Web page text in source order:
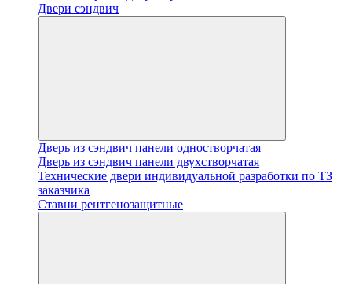
Двери сэндвич
Дверь из сэндвич панели одностворчатая
Дверь из сэндвич панели двухстворчатая
Технические двери индивидуальной разработки по ТЗ
заказчика
Ставни рентгенозащитные